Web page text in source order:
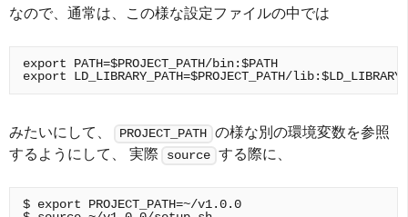
なので、通常は、この様な設定ファイルの中では
export PATH=$PROJECT_PATH/bin:$PATH
みたいにして、 PROJECT_PATH の様な別の環境変数を参照
するようにして、 実際
source する際に、
$ export PROJECT_PATH=~/v1.0.0